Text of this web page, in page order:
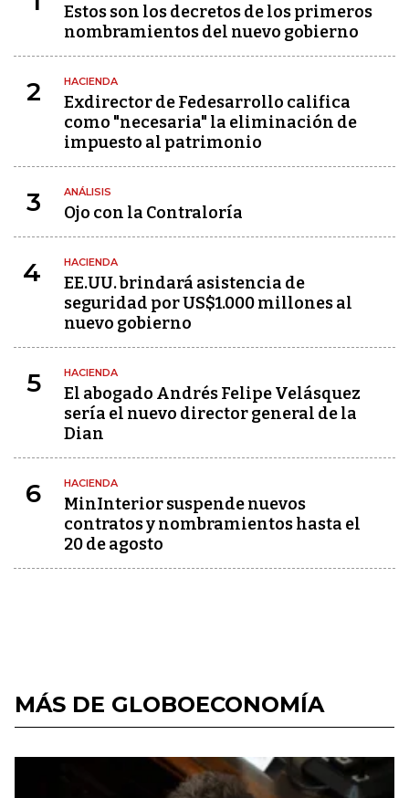
Estos son los decretos de los primeros
nombramientos del nuevo gobierno
2 HACIENDA
Exdirector de Fedesarrollo califica
como "necesaria" la eliminación de
impuesto al patrimonio
3 ANÁLISIS
Ojo con la Contraloría
4 HACIENDA
EE.UU. brindará asistencia de
seguridad por US$1.000 millones al
nuevo gobierno
5 HACIENDA
El abogado Andrés Felipe Velásquez
sería el nuevo director general de la
Dian
6 HACIENDA
MinInterior suspende nuevos
contratos y nombramientos hasta el
20 de agosto
MÁS DE GLOBOECONOMÍA